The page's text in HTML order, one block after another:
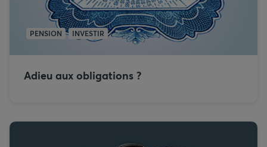
PENSION INVESTIR
Adieu aux obligations ?